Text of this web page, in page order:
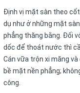
Định vị mặt sàn theo
dụ như ở những mặt
phẳng thăng bằng. Đối
dốc để thoát nước thì
Cán vữa trộn xi măng
bề mặt nền phẳng;
công.